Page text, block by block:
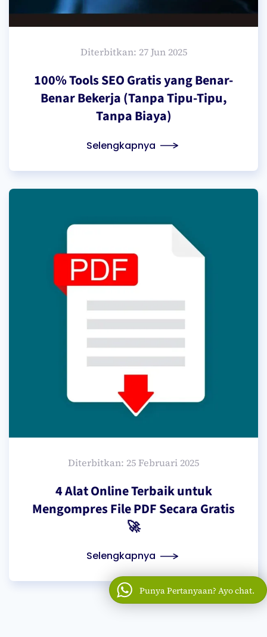
Diterbitkan: 27 Jun 2025
100% Tools SEO Gratis yang Benar-
Benar Bekerja (Tanpa Tipu-Tipu,
Tanpa Biaya)
Selengkapnya
Diterbitkan: 25 Februari 2025
4 Alat Online Terbaik untuk
Mengompres File PDF Secara Gratis
🚀
Selengkapnya
Punya Pertanyaan? Ayo chat.